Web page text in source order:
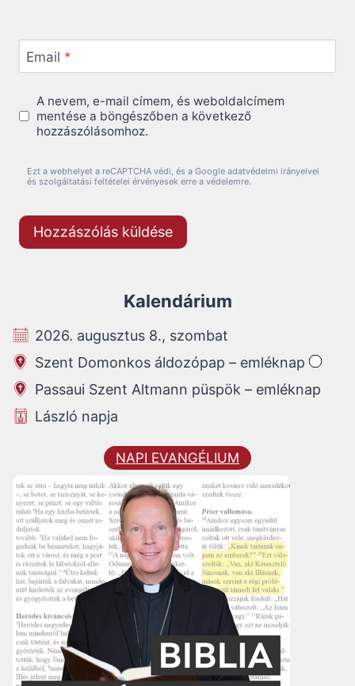
Email *
A nevem, e-mail címem, és weboldalcímem
mentése a böngészőben a következő
hozzászólásomhoz.
Ezt a webhelyet a reCAPTCHA védi, és a Google adatvédelmi irányelvei
és szolgáltatási feltételei érvényesek erre a védelemre.
Kalendárium
2026. augusztus 8., szombat
Szent Domonkos áldozópap – emléknap
Passaui Szent Altmann püspök – emléknap
László napja
NAPI EVANGÉLIUM